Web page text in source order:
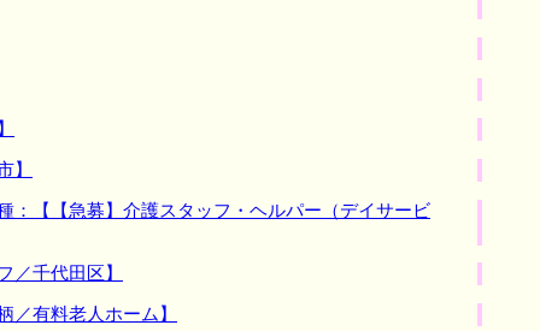
】
【【急募】介護スタッフ・ヘルパー（デイサービ
千代田区】
有料老人ホーム】